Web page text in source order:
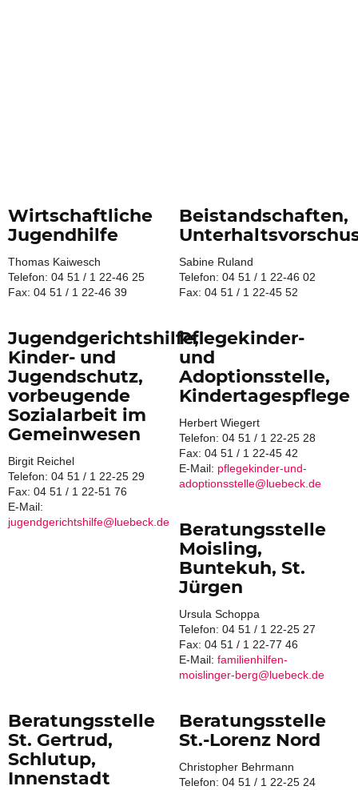
Wirtschaftliche
Jugendhilfe
Thomas Kaiwesch
Telefon: 04 51 / 1 22-46 25
Fax: 04 51 / 1 22-46 39
Beistandschaften,
Sabine Ruland
Telefon: 04 51 / 1 22-46 02
Fax: 04 51 / 1 22-45 52
Jugendgerichtshilfe,
Kinder- und
Jugendschutz,
vorbeugende
Sozialarbeit im
Gemeinwesen
Birgit Reichel
Telefon: 04 51 / 1 22-25 29
Fax: 04 51 / 1 22-51 76
E-Mail:
jugendgerichtshilfe@luebeck.de
Pflegekinder-
und
Adoptionsstelle,
Kindertagespflege
Herbert Wiegert
Telefon: 04 51 / 1 22-25 28
Fax: 04 51 / 1 22-45 42
E-Mail: pflegekinder-und-
adoptionsstelle@luebeck.de
Beratungsstelle
Moisling,
Buntekuh, St.
Jürgen
Ursula Schoppa
Telefon: 04 51 / 1 22-25 27
Fax: 04 51 / 1 22-77 46
E-Mail: familienhilfen-
moislinger-berg@luebeck.de
Beratungsstelle
St. Gertrud,
Schlutup,
Innenstadt
Beratungsstelle
St.-Lorenz Nord
Christopher Behrmann
Telefon: 04 51 / 1 22-25 24